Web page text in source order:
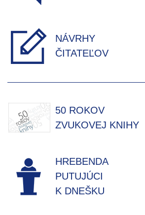
NÁVRHY
ČITATEĽOV
50 ROKOV
ZVUKOVEJ KNIHY
HREBENDA
PUTUJÚCI
K DNEŠKU